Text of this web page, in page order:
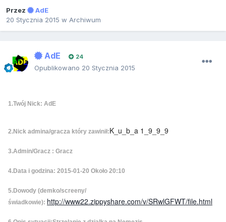
Przez
AdE
20 Stycznia 2015 w Archiwum
AdE 24
Opublikowano 20 Stycznia 2015
1.Twój Nick: AdE
2.Nick admina/gracza który zawinił:K_u_b_a 1_9_9_9
3.Admin/Gracz : Gracz
4.Data i godzina: 2015-01-20 Około 20:10
5.Dowody (demko/screeny/
świadkowie): http://www22.zippyshare.com/v/SRwlGFWT/file.html